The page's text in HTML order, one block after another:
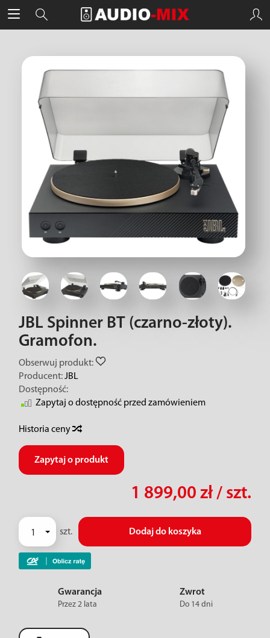
JBL Spinner BT (czarno-złoty).
Gramofon.
Obserwuj produkt:
Producent:JBL
Dostępność:
Zapytaj o dostępność przed zamówieniem
Historia ceny
Zapytaj o produkt
1 899,00 zł / szt.
szt. Dodaj do koszyka
Gwarancja
Przez 2 lata
Zwrot
Do 14 dni